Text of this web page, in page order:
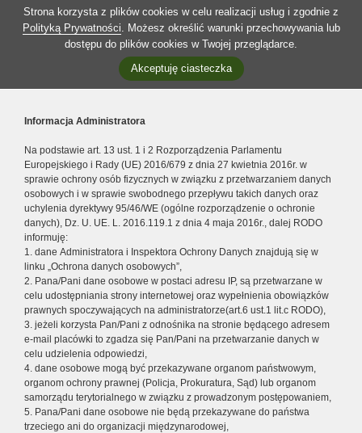
Strona korzysta z plików cookies w celu realizacji usług i zgodnie z
Polityką Prywatności. Możesz określić warunki przechowywania lub
dostępu do plików cookies w Twojej przeglądarce.
Akceptuję ciasteczka
Informacja Administratora
Na podstawie art. 13 ust. 1 i 2 Rozporządzenia Parlamentu
Europejskiego i Rady (UE) 2016/679 z dnia 27 kwietnia 2016r. w
sprawie ochrony osób fizycznych w związku z przetwarzaniem danych
osobowych i w sprawie swobodnego przepływu takich danych oraz
uchylenia dyrektywy 95/46/WE (ogólne rozporządzenie o ochronie
danych), Dz. U. UE. L. 2016.119.1 z dnia 4 maja 2016r., dalej RODO
informuję:
1. dane Administratora i Inspektora Ochrony Danych znajdują się w
linku „Ochrona danych osobowych”,
2. Pana/Pani dane osobowe w postaci adresu IP, są przetwarzane w
celu udostępniania strony internetowej oraz wypełnienia obowiązków
prawnych spoczywających na administratorze(art.6 ust.1 lit.c RODO),
3. jeżeli korzysta Pan/Pani z odnośnika na stronie będącego adresem
e-mail placówki to zgadza się Pan/Pani na przetwarzanie danych w
celu udzielenia odpowiedzi,
4. dane osobowe mogą być przekazywane organom państwowym,
organom ochrony prawnej (Policja, Prokuratura, Sąd) lub organom
samorządu terytorialnego w związku z prowadzonym postępowaniem,
5. Pana/Pani dane osobowe nie będą przekazywane do państwa
trzeciego ani do organizacji międzynarodowej,